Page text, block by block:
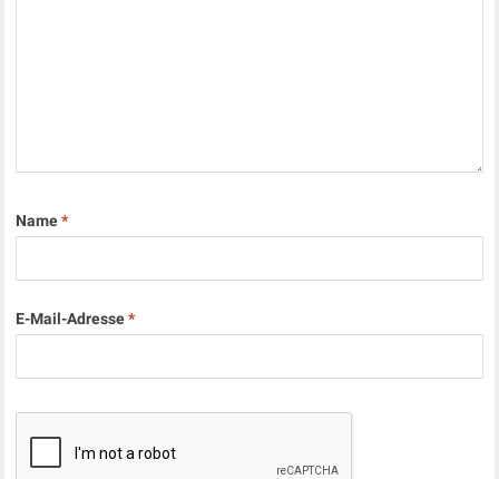
Name*
E-Mail-Adresse*